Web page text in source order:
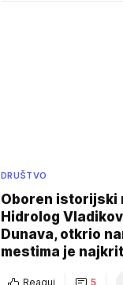
DRUŠTVO
Oboren istorijski
Hidrolog
Dunava, otkrio
mestima je
Reaguj 5